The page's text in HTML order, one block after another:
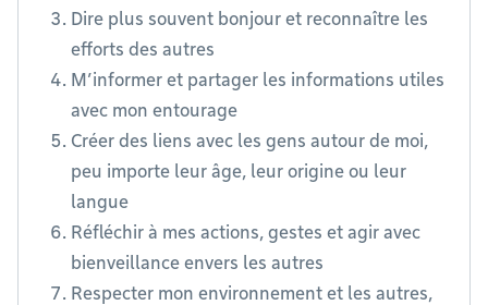
Dire plus souvent bonjour et reconnaître les
efforts des autres
M’informer et partager les informations utiles
avec mon entourage
Créer des liens avec les gens autour de moi,
peu importe leur âge, leur origine ou leur
langue
Réfléchir à mes actions, gestes et agir avec
bienveillance envers les autres
Respecter mon environnement et les autres,